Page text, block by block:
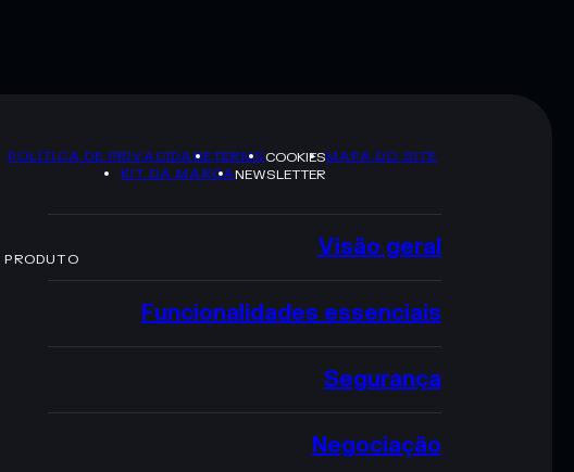
POLÍTICA DE PRIVACIDADETERMSCOOKIESMAPA DO SITE
KIT DA MARCANEWSLETTER
PRODUTO Visão geral
Funcionalidades essenciais
Segurança
Negociação